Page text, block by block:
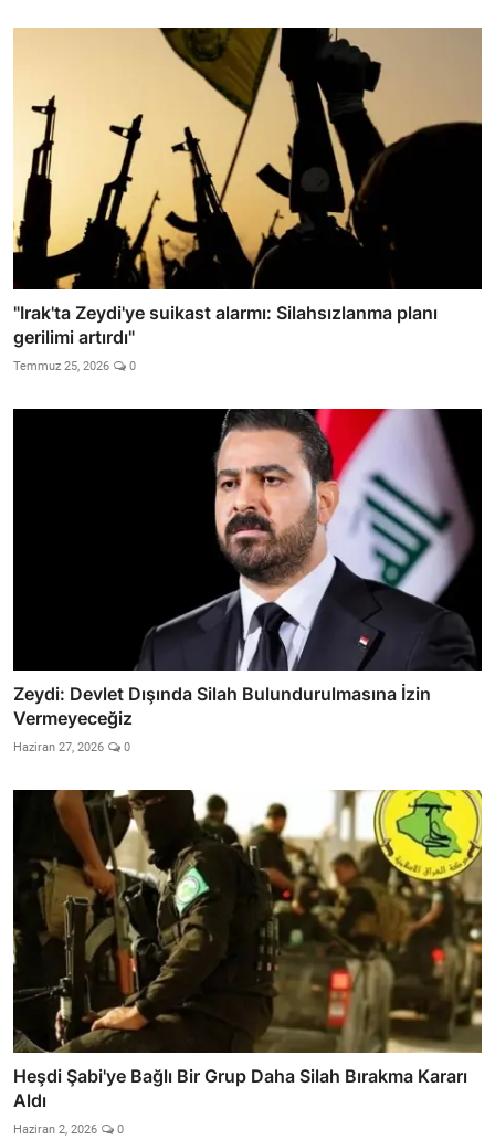
"Irak'ta Zeydi'ye suikast alarmı: Silahsızlanma planı
gerilimi artırdı"
Temmuz 25, 2026 0
Zeydi: Devlet Dışında Silah Bulundurulmasına İzin
Vermeyeceğiz
Haziran 27, 2026 0
Heşdi Şabi'ye Bağlı Bir Grup Daha Silah Bırakma Kararı
Aldı
Haziran 2, 2026 0